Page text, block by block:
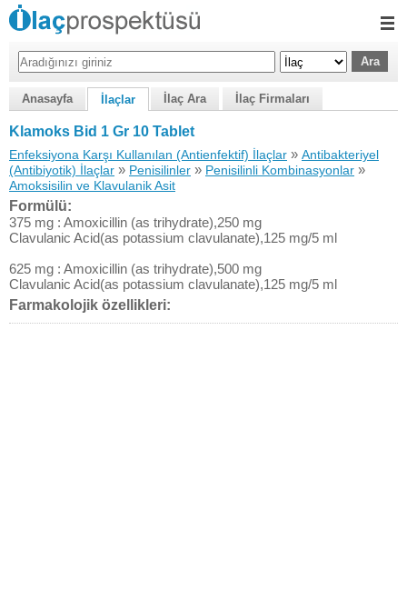
Anasayfa İlaçlar İlaç Ara İlaç Firmaları
Klamoks Bid 1 Gr 10 Tablet
Enfeksiyona Karşı Kullanılan (Antienfektif) İlaçlar » Antibakteriyel
(Antibiyotik) İlaçlar » Penisilinler » Penisilinli Kombinasyonlar »
Amoksisilin ve Klavulanik Asit
Formülü:
375 mg : Amoxicillin (as trihydrate),250 mg
Clavulanic Acid(as potassium clavulanate),125 mg/5 ml
625 mg : Amoxicillin (as trihydrate),500 mg
Clavulanic Acid(as potassium clavulanate),125 mg/5 ml
Farmakolojik özellikleri: